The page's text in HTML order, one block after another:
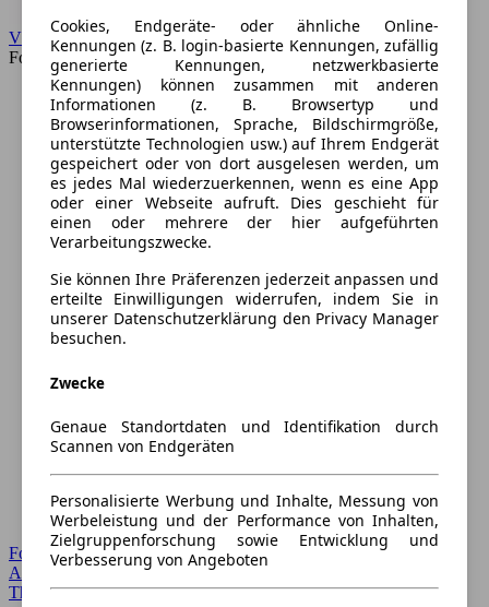
Cookies, Endgeräte- oder ähnliche Online-
Kennungen (z. B. login-basierte Kennungen, zufällig
generierte Kennungen, netzwerkbasierte
Kennungen) können zusammen mit anderen
Informationen (z. B. Browsertyp und
Browserinformationen, Sprache, Bildschirmgröße,
unterstützte Technologien usw.) auf Ihrem Endgerät
gespeichert oder von dort ausgelesen werden, um
es jedes Mal wiederzuerkennen, wenn es eine App
oder einer Webseite aufruft. Dies geschieht für
einen oder mehrere der hier aufgeführten
Verarbeitungszwecke.
Sie können Ihre Präferenzen jederzeit anpassen und
erteilte Einwilligungen widerrufen, indem Sie in
unserer Datenschutzerklärung den Privacy Manager
besuchen.
Zwecke
Genaue Standortdaten und Identifikation durch
Scannen von Endgeräten
Personalisierte Werbung und Inhalte, Messung von
Werbeleistung und der Performance von Inhalten,
Zielgruppenforschung sowie Entwicklung und
Verbesserung von Angeboten
VW
Forum
Forum Startseite
Alle Auto-Foren
Themen-Forum